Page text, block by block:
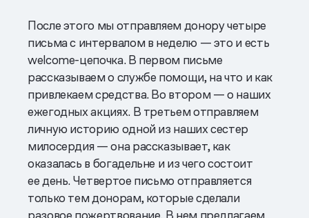
После этого мы отправляем донору четыре
письма с интервалом в неделю — это и есть
welcome-цепочка. В первом письме
рассказываем о службе помощи, на что и как
привлекаем средства. Во втором — о наших
ежегодных акциях. В третьем отправляем
личную историю одной из наших сестер
милосердия — она рассказывает, как
оказалась в богадельне и из чего состоит
ее день. Четвертое письмо отправляется
только тем донорам, которые сделали
разовое пожертвование. В нем предлагаем